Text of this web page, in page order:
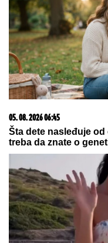
05. 08. 2026 06:45
Šta dete nasleđuje
treba da znate o